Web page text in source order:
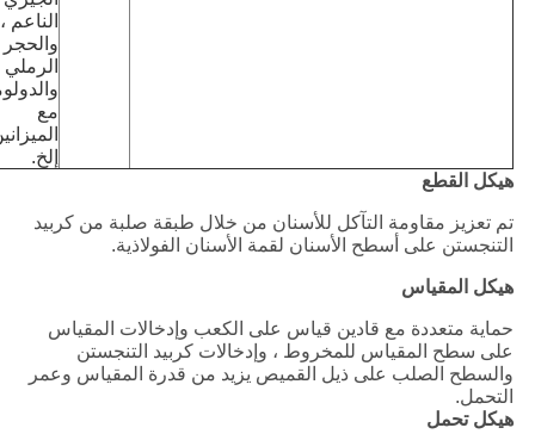
الناعم ،
والحجر
الرملي
مع
إلخ.
هيكل القطع
تم تعزيز مقاومة التآكل للأسنان من خلال طبقة صلبة من كربيد
التنجستن على أسطح الأسنان لقمة الأسنان الفولاذية.
هيكل المقياس
حماية متعددة مع قادين قياس على الكعب وإدخالات المقياس
على سطح المقياس للمخروط ، وإدخالات كربيد التنجستن
والسطح الصلب على ذيل القميص يزيد من قدرة المقياس وعمر
التحمل.
هيكل تحمل